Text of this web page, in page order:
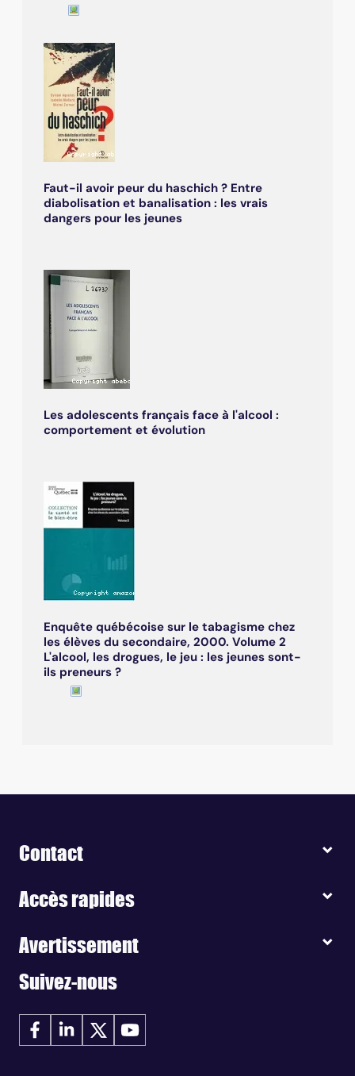
Faut-il avoir peur du haschich ? Entre
diabolisation et banalisation : les vrais
dangers pour les jeunes
Les adolescents français face à l'alcool :
comportement et évolution
Enquête québécoise sur le tabagisme chez
les élèves du secondaire, 2000. Volume 2
L'alcool, les drogues, le jeu : les jeunes sont-
ils preneurs ?
Contact
Accès rapides
Avertissement
Suivez-nous